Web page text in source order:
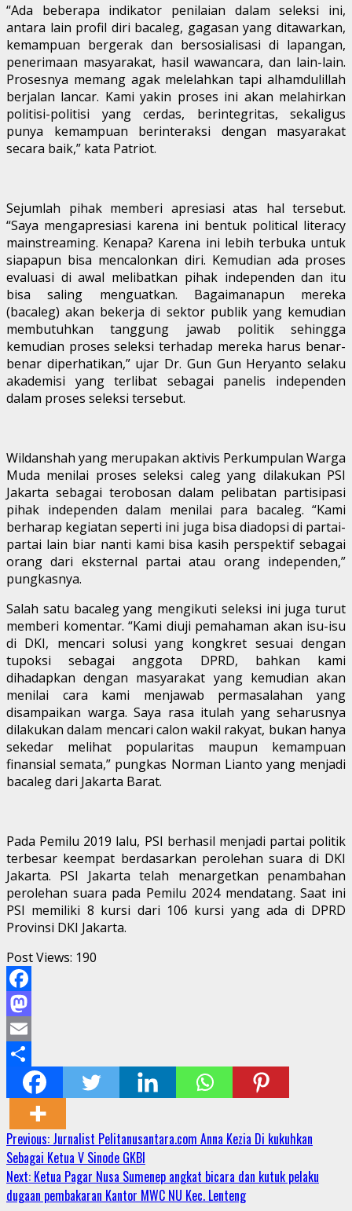
“Ada beberapa indikator penilaian dalam seleksi ini,
antara lain profil diri bacaleg, gagasan yang ditawarkan,
kemampuan bergerak dan bersosialisasi di lapangan,
penerimaan masyarakat, hasil wawancara, dan lain-lain.
Prosesnya memang agak melelahkan tapi alhamdulillah
berjalan lancar. Kami yakin proses ini akan melahirkan
politisi-politisi yang cerdas, berintegritas, sekaligus
punya kemampuan berinteraksi dengan masyarakat
secara baik,” kata Patriot.
Sejumlah pihak memberi apresiasi atas hal tersebut.
“Saya mengapresiasi karena ini bentuk political literacy
mainstreaming. Kenapa? Karena ini lebih terbuka untuk
siapapun bisa mencalonkan diri. Kemudian ada proses
evaluasi di awal melibatkan pihak independen dan itu
bisa saling menguatkan. Bagaimanapun mereka
(bacaleg) akan bekerja di sektor publik yang kemudian
membutuhkan tanggung jawab politik sehingga
kemudian proses seleksi terhadap mereka harus benar-
benar diperhatikan,” ujar Dr. Gun Gun Heryanto selaku
akademisi yang terlibat sebagai panelis independen
dalam proses seleksi tersebut.
Wildanshah yang merupakan aktivis Perkumpulan Warga
Muda menilai proses seleksi caleg yang dilakukan PSI
Jakarta sebagai terobosan dalam pelibatan partisipasi
pihak independen dalam menilai para bacaleg. “Kami
berharap kegiatan seperti ini juga bisa diadopsi di partai-
partai lain biar nanti kami bisa kasih perspektif sebagai
orang dari eksternal partai atau orang independen,”
pungkasnya.
Salah satu bacaleg yang mengikuti seleksi ini juga turut
memberi komentar. “Kami diuji pemahaman akan isu-isu
di DKI, mencari solusi yang kongkret sesuai dengan
tupoksi sebagai anggota DPRD, bahkan kami
dihadapkan dengan masyarakat yang kemudian akan
menilai cara kami menjawab permasalahan yang
disampaikan warga. Saya rasa itulah yang seharusnya
dilakukan dalam mencari calon wakil rakyat, bukan hanya
sekedar melihat popularitas maupun kemampuan
finansial semata,” pungkas Norman Lianto yang menjadi
bacaleg dari Jakarta Barat.
Pada Pemilu 2019 lalu, PSI berhasil menjadi partai politik
terbesar keempat berdasarkan perolehan suara di DKI
Jakarta. PSI Jakarta telah menargetkan penambahan
perolehan suara pada Pemilu 2024 mendatang. Saat ini
PSI memiliki 8 kursi dari 106 kursi yang ada di DPRD
Provinsi DKI Jakarta.
Post Views: 190
Facebook
Mastodon
Email
Share
Continue
Reading
Previous: Jurnalist Pelitanusantara.com Anna Kezia Di kukuhkan
Sebagai Ketua V Sinode GKBI
Next: Ketua Pagar Nusa Sumenep angkat bicara dan kutuk pelaku
dugaan pembakaran Kantor MWC NU Kec. Lenteng